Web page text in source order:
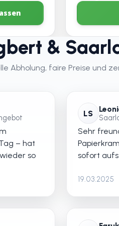
&
Abholung, faire Preise und
– hat
so
LS
Sehr
sofort aufs
19.03.2025